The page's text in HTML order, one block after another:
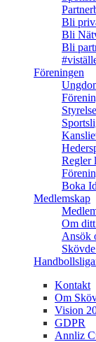
Bli
Bli
Bli
Föreningen
Regler
Boka
Medlemskap
Om
Ansök
Kontakt
Om
Vision
GDPR
Annliz